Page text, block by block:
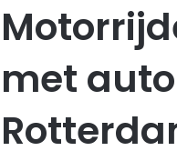
met